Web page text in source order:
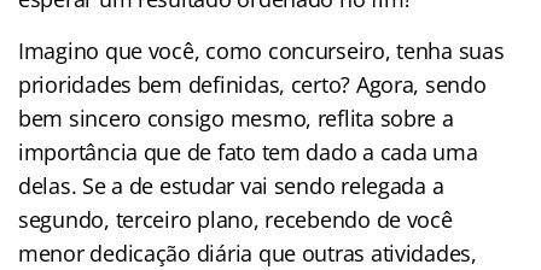
Imagino que você, como concurseiro, tenha suas
prioridades bem definidas, certo? Agora, sendo
bem sincero consigo mesmo, reflita sobre a
importância que de fato tem dado a cada uma
delas. Se a de estudar vai sendo relegada a
segundo, terceiro plano, recebendo de você
menor dedicação diária que outras atividades,